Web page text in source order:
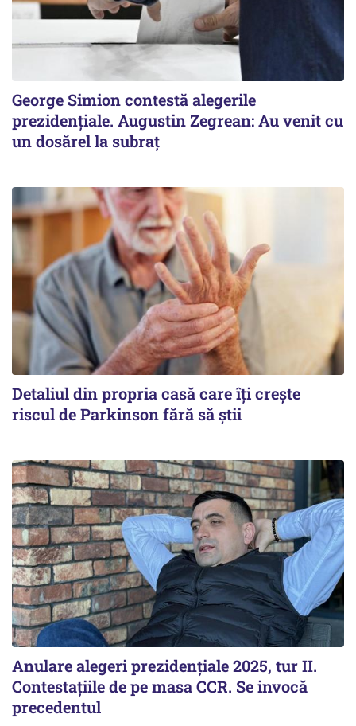
George Simion contestă alegerile
prezidențiale. Augustin Zegrean: Au venit cu
un dosărel la subraț
Detaliul din propria casă care îți crește
riscul de Parkinson fără să știi
Anulare alegeri prezidențiale 2025, tur II.
Contestațiile de pe masa CCR. Se invocă
precedentul